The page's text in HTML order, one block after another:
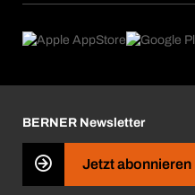
eProcurement
Produktfinder
Was uns antreibt
Business Conduct
BERNER Newsletter
Jetzt abonnieren